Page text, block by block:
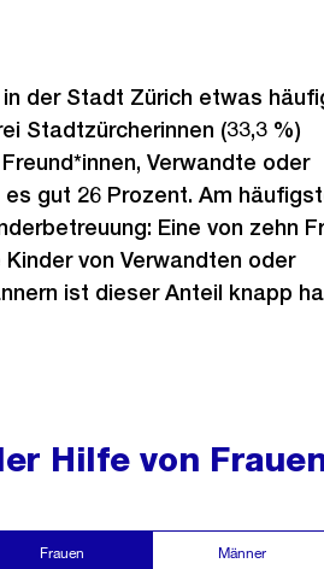
der Stadt Zürich etwas
Stadtzürcherinnen (33,3 %)
Verwandte oder
gut 26 Prozent. Am
Eine von zehn
von Verwandten oder
ist dieser Anteil knapp
Hilfe von
Frauen Männer